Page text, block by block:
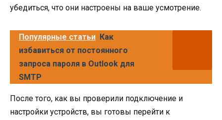
убедиться, что они настроены на ваше усмотрение.
Популярные статьи Как
избавиться от постоянного
запроса пароля в Outlook для
SMTP
После того, как вы проверили подключение и
настройки устройств, вы готовы перейти к